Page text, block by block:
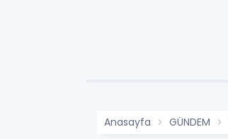
Anasayfa GÜNDEM